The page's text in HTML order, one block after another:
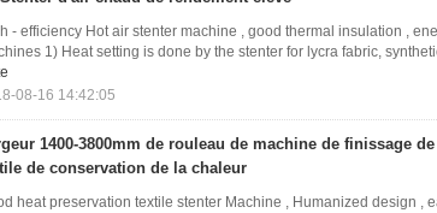
- efficiency Hot air stenter machine , good thermal insulation ,
1) Heat setting is done by the stenter for lycra fabric,
08-16 14:42:05
1400-3800mm de rouleau de machine de finissage
de conservation de la chaleur
heat preservation textile stenter Machine , Humanized design ,